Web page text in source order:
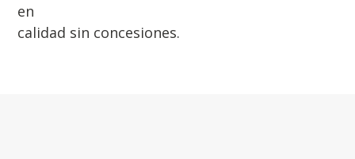
en
calidad sin concesiones.